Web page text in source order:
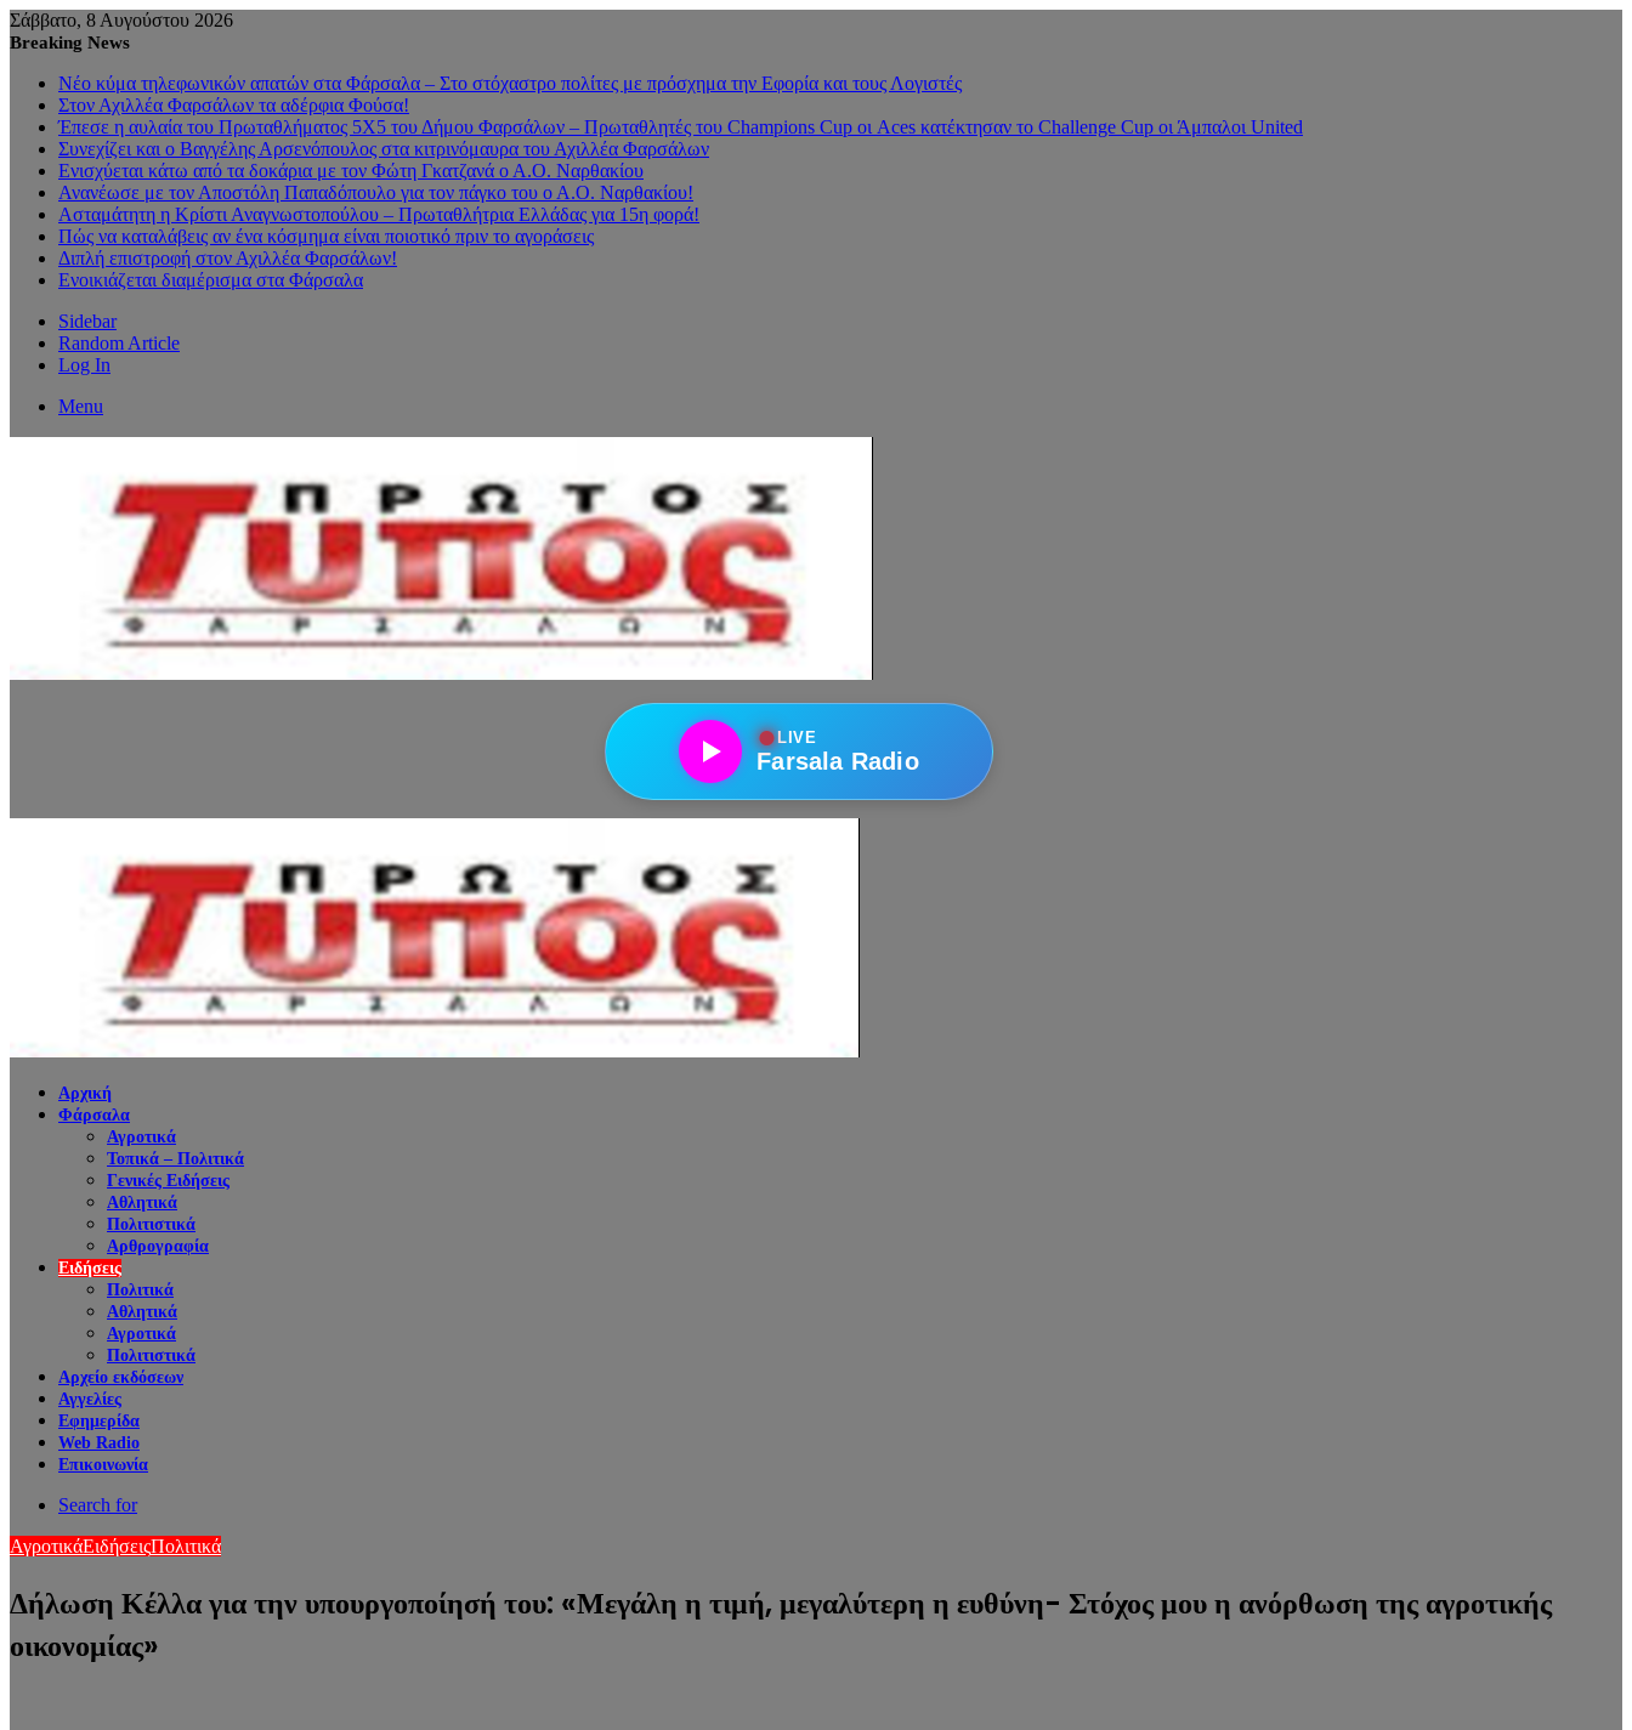
Σάββατο, 8 Αυγούστου 2026
Breaking News
Νέο κύμα τηλεφωνικών απατών στα Φάρσαλα – Στο στόχαστρο πολίτες με πρόσχημα την Εφορία και τους Λογιστές
Στον Αχιλλέα Φαρσάλων τα αδέρφια Φούσα!
Έπεσε η αυλαία του Πρωταθλήματος 5Χ5 του Δήμου Φαρσάλων – Πρωταθλητές του Champions Cup οι Aces κατέκτησαν το Challenge Cup οι Άμπαλοι United
Συνεχίζει και ο Βαγγέλης Αρσενόπουλος στα κιτρινόμαυρα του Αχιλλέα Φαρσάλων
Ενισχύεται κάτω από τα δοκάρια με τον Φώτη Γκατζανά ο Α.Ο. Ναρθακίου
Ανανέωσε με τον Αποστόλη Παπαδόπουλο για τον πάγκο του ο Α.Ο. Ναρθακίου!
Ασταμάτητη η Κρίστι Αναγνωστοπούλου – Πρωταθλήτρια Ελλάδας για 15η φορά!
Πώς να καταλάβεις αν ένα κόσμημα είναι ποιοτικό πριν το αγοράσεις
Διπλή επιστροφή στον Αχιλλέα Φαρσάλων!
Ενοικιάζεται διαμέρισμα στα Φάρσαλα
Sidebar
Random Article
Log In
Menu
●LIVE
Farsala Radio
Αρχική
Φάρσαλα
Αγροτικά
Τοπικά – Πολιτικά
Γενικές Ειδήσεις
Αθλητικά
Πολιτιστικά
Αρθρογραφία
Ειδήσεις
Πολιτικά
Αθλητικά
Αγροτικά
Πολιτιστικά
Αρχείο εκδόσεων
Αγγελίες
Εφημερίδα
Web Radio
Επικοινωνία
Search for
ΑγροτικάΕιδήσειςΠολιτικά
Δήλωση Κέλλα για την υπουργοποίησή του: «Μεγάλη η τιμή, μεγαλύτερη η ευθύνη- Στόχος μου η ανόρθωση της αγροτικής
οικονομίας»